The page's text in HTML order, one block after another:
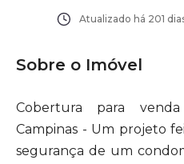
Atualizado há 201
Sobre o Imóvel
Cobertura para
Campinas - Um projeto
segurança de um